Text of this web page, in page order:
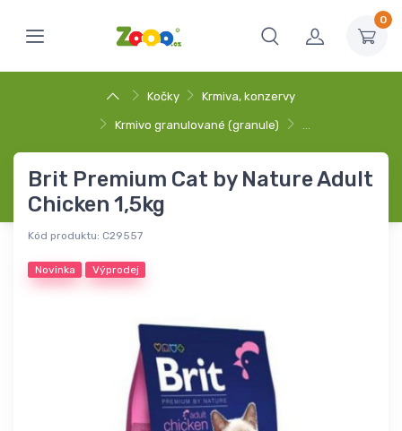
0
Kočky Krmiva, konzervy
Krmivo granulované (granule) …
Brit Premium Cat by Nature Adult
Chicken 1,5kg
Kód produktu: C29557
Novinka Výprodej